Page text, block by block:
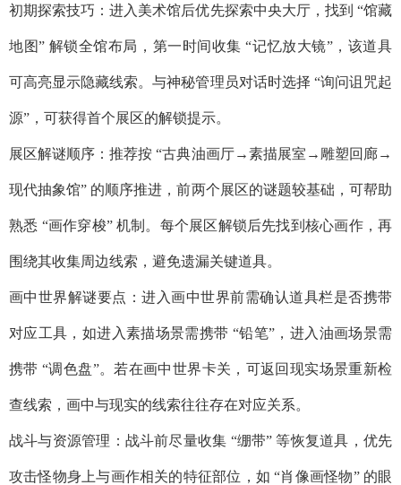
初期探索技巧：进入美术馆后优先探索中央大厅，找到 “馆藏
地图” 解锁全馆布局，第一时间收集 “记忆放大镜”，该道具
可高亮显示隐藏线索。与神秘管理员对话时选择 “询问诅咒起
源”，可获得首个展区的解锁提示。​
展区解谜顺序：推荐按 “古典油画厅→素描展室→雕塑回廊→
现代抽象馆” 的顺序推进，前两个展区的谜题较基础，可帮助
熟悉 “画作穿梭” 机制。每个展区解锁后先找到核心画作，再
围绕其收集周边线索，避免遗漏关键道具。​
画中世界解谜要点：进入画中世界前需确认道具栏是否携带
对应工具，如进入素描场景需携带 “铅笔”，进入油画场景需
携带 “调色盘”。若在画中世界卡关，可返回现实场景重新检
查线索，画中与现实的线索往往存在对应关系。​
战斗与资源管理：战斗前尽量收集 “绷带” 等恢复道具，优先
攻击怪物身上与画作相关的特征部位，如 “肖像画怪物” 的眼